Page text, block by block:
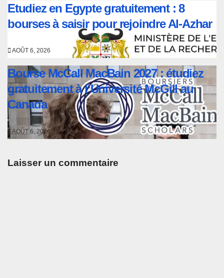
Etudiez en Egypte gratuitement : 8
bourses à saisir pour rejoindre Al-Azhar
AOÛT 6, 2026
Bourse McCall MacBain 2027 : étudiez
gratuitement à l’Université McGill au
Canada
AOÛT 6, 2026
Laisser un commentaire